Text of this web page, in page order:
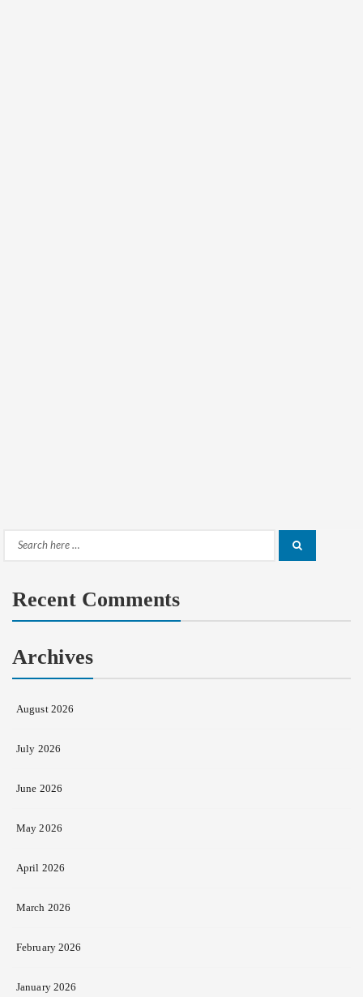
Search
Recent Comments
Archives
August 2026
July 2026
June 2026
May 2026
April 2026
March 2026
February 2026
January 2026